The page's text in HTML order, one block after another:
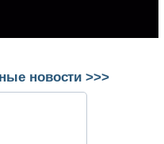
новости >>>